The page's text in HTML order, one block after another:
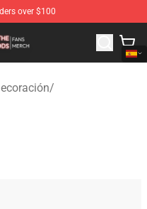
over $100
- Official The Cabin In
/